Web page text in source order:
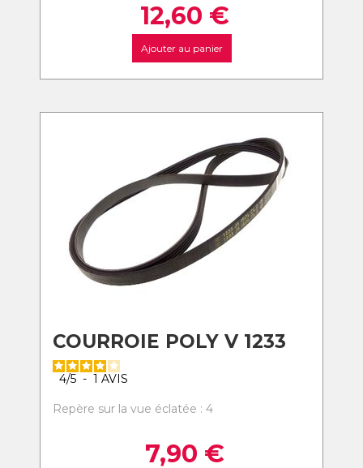
12,60 €
Ajouter au panier
COURROIE POLY V 1233
4/5 - 1 AVIS
Repère sur la vue éclatée : 4
7,90 €